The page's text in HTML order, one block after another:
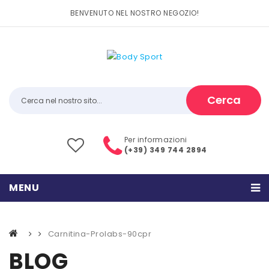
BENVENUTO NEL NOSTRO NEGOZIO!
Cerca
Per informazioni
(+39) 349 744 2894
MENU
PRODOTTI
CATEGORIE
Carnitina-Prolabs-90cpr
BLOG